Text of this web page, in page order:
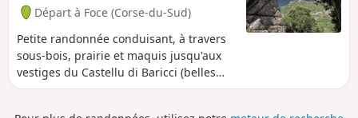
Départ à Foce (Corse-du-Sud)
Petite randonnée conduisant, à travers
sous-bois, prairie et maquis jusqu'aux
vestiges du Castellu di Baricci (belles
ruines) dont la construction primaire